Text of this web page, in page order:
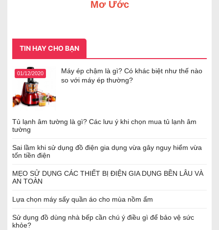
Mơ Ước
TIN HAY CHO BẠN
01/12/2020
Máy ép chậm là gì? Có khác biệt như thế nào
so với máy ép thường?
Tủ lạnh âm tường là gì? Các lưu ý khi chọn mua tủ lạnh âm
tường
Sai lầm khi sử dụng đồ điện gia dụng vừa gây nguy hiểm vừa
tốn tiền điện
MẸO SỬ DỤNG CÁC THIẾT BỊ ĐIỆN GIA DỤNG BỀN LÂU VÀ
AN TOÀN
Lựa chọn máy sấy quần áo cho mùa nồm ẩm
Sử dụng đồ dùng nhà bếp cần chú ý điều gì để bảo vệ sức
khỏe?